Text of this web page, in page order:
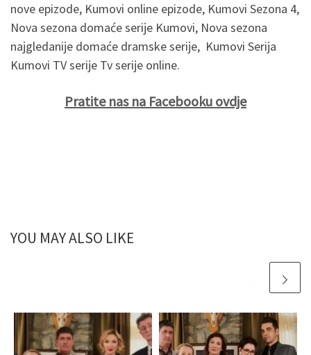
nove epizode, Kumovi online epizode, Kumovi Sezona 4,
Nova sezona domaće serije Kumovi, Nova sezona
najgledanije domaće dramske serije, Kumovi Serija
Kumovi TV serije Tv serije online.
Pratite nas na Facebooku ovdje
YOU MAY ALSO LIKE